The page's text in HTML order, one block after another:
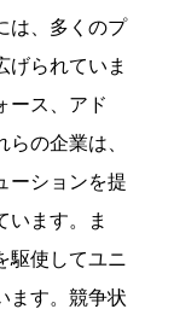
は、多くのプ
げられていま
ース、アド
の企業は、
ーションを提
います。ま
駆使してユニ
ます。競争状